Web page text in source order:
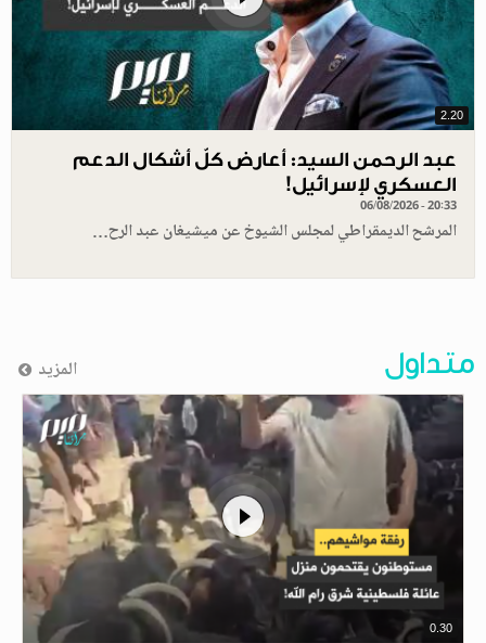
2.20
عبد الرحمن السيد: أعارض كلّ أشكال الدعم
العسكري لإسرائيل!
06/08/2026 - 20:33
المرشح الديمقراطي لمجلس الشيوخ عن ميشيغان عبد الرح…
متداول المزيد
0.30